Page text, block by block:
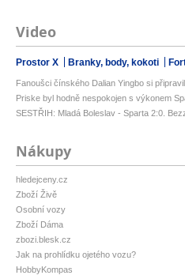
Video
Prostor X Branky, body, kokoti
Fanoušci čínského Dalian Yingbo si
Priske byl hodně nespokojen s výkonem
SESTŘIH: Mladá Boleslav - Sparta 2:0.
Nákupy
hledejceny.cz
Zboží Živě
Osobní vozy
Zboží Dáma
zbozi.blesk.cz
Jak na prohlídku ojetého vozu?
HobbyKompas